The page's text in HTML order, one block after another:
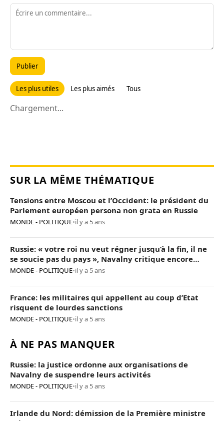
Publier
Les plus utiles Les plus aimés Tous
Chargement...
SUR LA MÊME THÉMATIQUE
Tensions entre Moscou et l’Occident: le président du
Parlement européen persona non grata en Russie
MONDE - POLITIQUE•il y a 5 ans
Russie: « votre roi nu veut régner jusqu’à la fin, il ne
se soucie pas du pays », Navalny critique encore
Poutine
MONDE - POLITIQUE•il y a 5 ans
France: les militaires qui appellent au coup d’Etat
risquent de lourdes sanctions
MONDE - POLITIQUE•il y a 5 ans
À NE PAS MANQUER
Russie: la justice ordonne aux organisations de
Navalny de suspendre leurs activités
MONDE - POLITIQUE•il y a 5 ans
Irlande du Nord: démission de la Première ministre